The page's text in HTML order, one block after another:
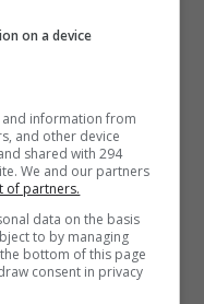
Aiman Yusuf,
melalui episod
ini. Kedua-
kehadiran
pertama mereka
tanah air seperti
Abdullah, Nadiya
Nazri, Atilia Haron,
on a device
information from
and other device
shared with 294
We and our partners
of partners.
data on the basis
to by managing
bottom of this page
consent in privacy